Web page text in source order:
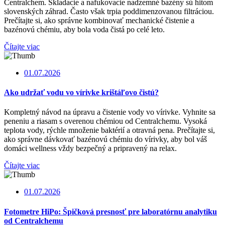
Centralchem. Skladacie a nafukovacie nadzemné bazény sú hitom
slovenských záhrad. Často však trpia poddimenzovanou filtráciou.
Prečítajte si, ako správne kombinovať mechanické čistenie a
bazénovú chémiu, aby bola voda čistá po celé leto.
Čítajte viac
01.07.2026
Ako udržať vodu vo vírivke krištáľovo čistú?
Kompletný návod na úpravu a čistenie vody vo vírivke. Vyhnite sa
peneniu a riasam s overenou chémiou od Centralchemu. Vysoká
teplota vody, rýchle množenie baktérií a otravná pena. Prečítajte si,
ako správne dávkovať bazénovú chémiu do vírivky, aby bol váš
domáci wellness vždy bezpečný a pripravený na relax.
Čítajte viac
01.07.2026
Fotometre HiPo: Špičková presnosť pre laboratórnu analytiku
od Centralchemu